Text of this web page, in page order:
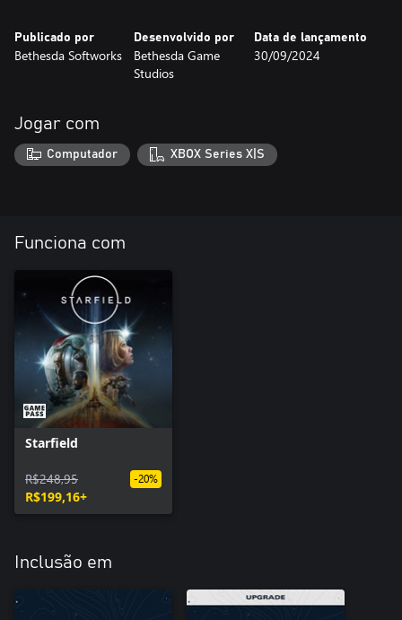
Publicado por
Bethesda Softworks
Desenvolvido por
Bethesda Game
Studios
Data de lançamento
30/09/2024
Jogar com
Computador XBOX Series X|S
Funciona com
Starfield
R$248,95
R$199,16+
-20%
Inclusão em